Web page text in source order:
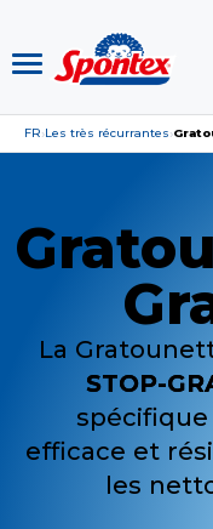
FR›Les très récurrantes›
La
STOP-
efficace et
les